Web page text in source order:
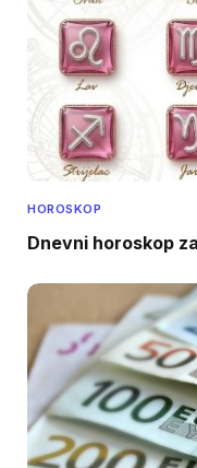
HOROSKOP
Dnevni horoskop